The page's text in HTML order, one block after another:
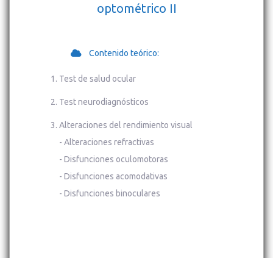
optométrico II
Contenido teórico:
Test de salud ocular
Test neurodiagnósticos
Alteraciones del rendimiento visual
- Alteraciones refractivas
- Disfunciones oculomotoras
- Disfunciones acomodativas
- Disfunciones binoculares